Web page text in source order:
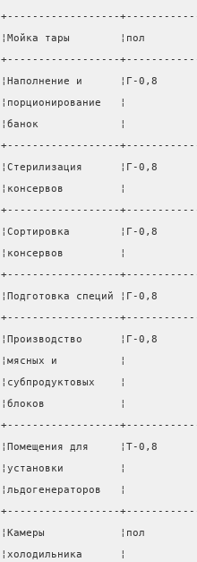
+------------------
¦Мойка тары        ¦пол
+------------------
¦Наполнение и      ¦Г-0,8
¦порционирование   ¦
¦банок             ¦
+------------------
¦Стерилизация      ¦Г-0,8
¦консервов         ¦
+------------------
¦Сортировка        ¦Г-0,8
¦консервов         ¦
+------------------
¦Подготовка специй ¦Г-0,8
+------------------
¦Производство      ¦Г-0,8
¦мясных и          ¦
¦субпродуктовых    ¦
¦блоков            ¦
+------------------
¦Помещения для     ¦Т-0,8
¦установки         ¦
¦льдогенераторов   ¦
+------------------
¦Камеры            ¦пол
¦холодильника      ¦